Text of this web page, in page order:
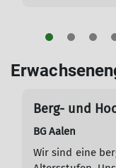
Berg- und
BG Aalen
Wir sind eine